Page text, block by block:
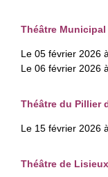
Théâtre Municipal
Le 05 février 2026
Le 06 février 2026
Théâtre du Pillier
Le 15 février 2026
Théâtre de Lisieux